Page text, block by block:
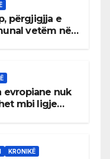
përgjigjja e
vetëm në
evropiane nuk
mbi ligje
KRONIKË